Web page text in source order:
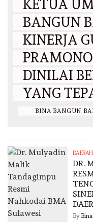
KETUA
BANGUN
KINERJA
DINILAI
YANG
BINA BANGUN
DAERAH
DR.
By